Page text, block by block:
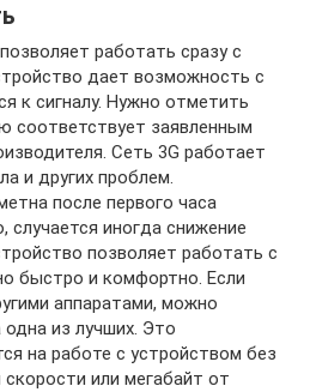
работать сразу с
дает возможность с
к сигналу. Нужно отметить
соответствует заявленным
Сеть 3G работает
и других проблем.
после первого часа
случается иногда снижение
позволяет работать с
быстро и комфортно. Если
аппаратами, можно
одна из лучших. Это
на работе с устройством без
скорости или мегабайт от